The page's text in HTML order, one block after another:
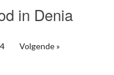
in Denia
Volgende »